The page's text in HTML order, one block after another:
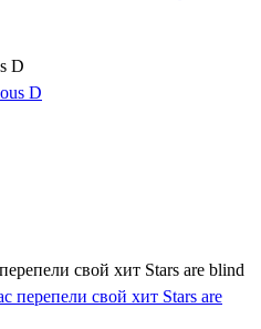
D
свой хит Stars are blind